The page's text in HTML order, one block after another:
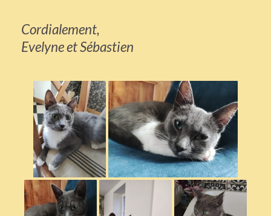
Cordialement,
Evelyne et Sébastien